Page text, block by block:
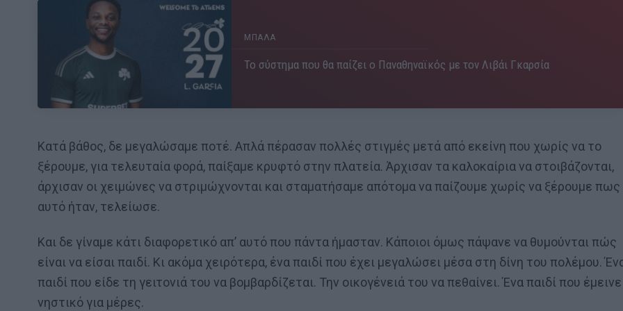
ΜΠΑΛΑ
Το σύστημα που θα παίζει ο Παναθηναϊκός με τον Λιβάι Γκαρσία
Κατά βάθος, δε μεγαλώσαμε ποτέ. Απλά πέρασαν πολλές στιγμές μετά από εκείνη που χωρίς να το
ξέρουμε, για τελευταία φορά, παίξαμε κρυφτό στην πλατεία. Άρχισαν τα καλοκαίρια να στοιβάζονται,
άρχισαν οι χειμώνες να στριμώχνονται και σταματήσαμε απότομα να παίζουμε χωρίς να ξέρουμε πως
αυτό ήταν, τελείωσε.
Και δε γίναμε κάτι διαφορετικό απ’ αυτό που πάντα ήμασταν. Κάποιοι όμως πάψανε να θυμούνται πώς
είναι να είσαι παιδί. Κι ακόμα χειρότερα, ένα παιδί που έχει μεγαλώσει μέσα στη δίνη του πολέμου.
παιδί που είδε τη γειτονιά του να βομβαρδίζεται. Την οικογένειά του να πεθαίνει. Ένα παιδί που έμεινε
νηστικό για μέρες.